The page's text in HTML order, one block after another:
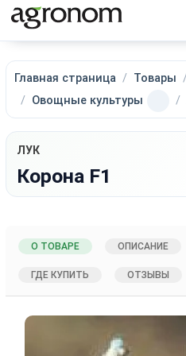
Главная страница Товары
Овощные культуры
ЛУК
Корона F1
О ТОВАРЕ ОПИСАНИЕ
ГДЕ КУПИТЬ ОТЗЫВЫ